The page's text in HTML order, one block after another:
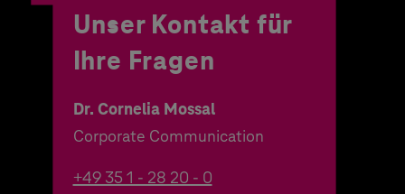
Unser Kontakt für
Ihre Fragen
Dr. Cornelia Mossal
Corporate Communication
+49 35 1 - 28 20 - 0